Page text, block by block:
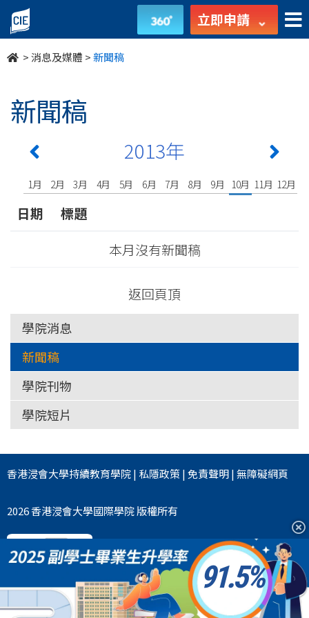
undefined 立即申請
>消息及媒體 >新聞稿
新聞稿
2013年
1月 2月 3月 4月 5月 6月 7月 8月 9月 10月 11月 12月
日期
標題
本月沒有新聞稿
返回頁頂
學院消息
新聞稿
學院刊物
學院短片
91.5
香港浸會大學持續教育學院| 私隱政策|免責聲明|無障礙網頁
2026 香港浸會大學國際學院 版權所有